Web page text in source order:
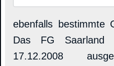
ebenfalls bestimmte
Das FG
17.12.2008